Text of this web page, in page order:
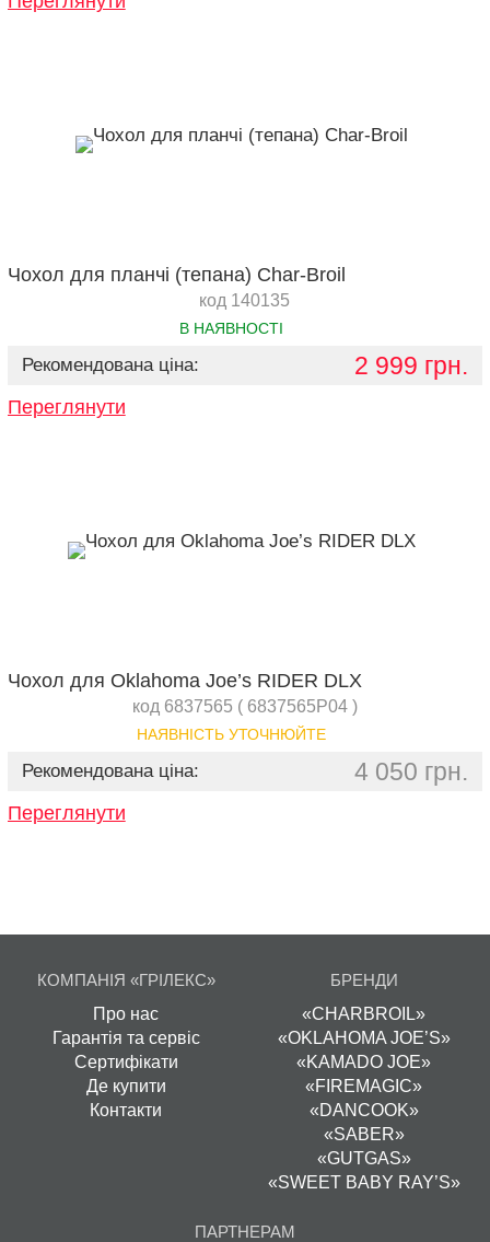
Чохол для планчі (тепана) Char-Broil
код 140135
В НАЯВНОСТІ
Рекомендована ціна: 2 999 грн.
Переглянути
Чохол для Oklahoma Joe’s RIDER DLX
код 6837565 ( 6837565P04 )
НАЯВНІСТЬ УТОЧНЮЙТЕ
Рекомендована ціна: 4 050 грн.
Переглянути
КОМПАНІЯ «ГРІЛЕКС»
Про нас
Гарантія та сервіс
Сертифікати
Де купити
Контакти
БРЕНДИ
«CHARBROIL»
«OKLAHOMA JOE’S»
«KAMADO JOE»
«FIREMAGIC»
«DANCOOK»
«SABER»
«GUTGAS»
«SWEET BABY RAY’S»
ПАРТНЕРАМ